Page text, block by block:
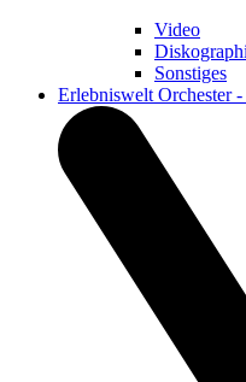
Video
Sonstiges
Erlebniswelt Orchester -